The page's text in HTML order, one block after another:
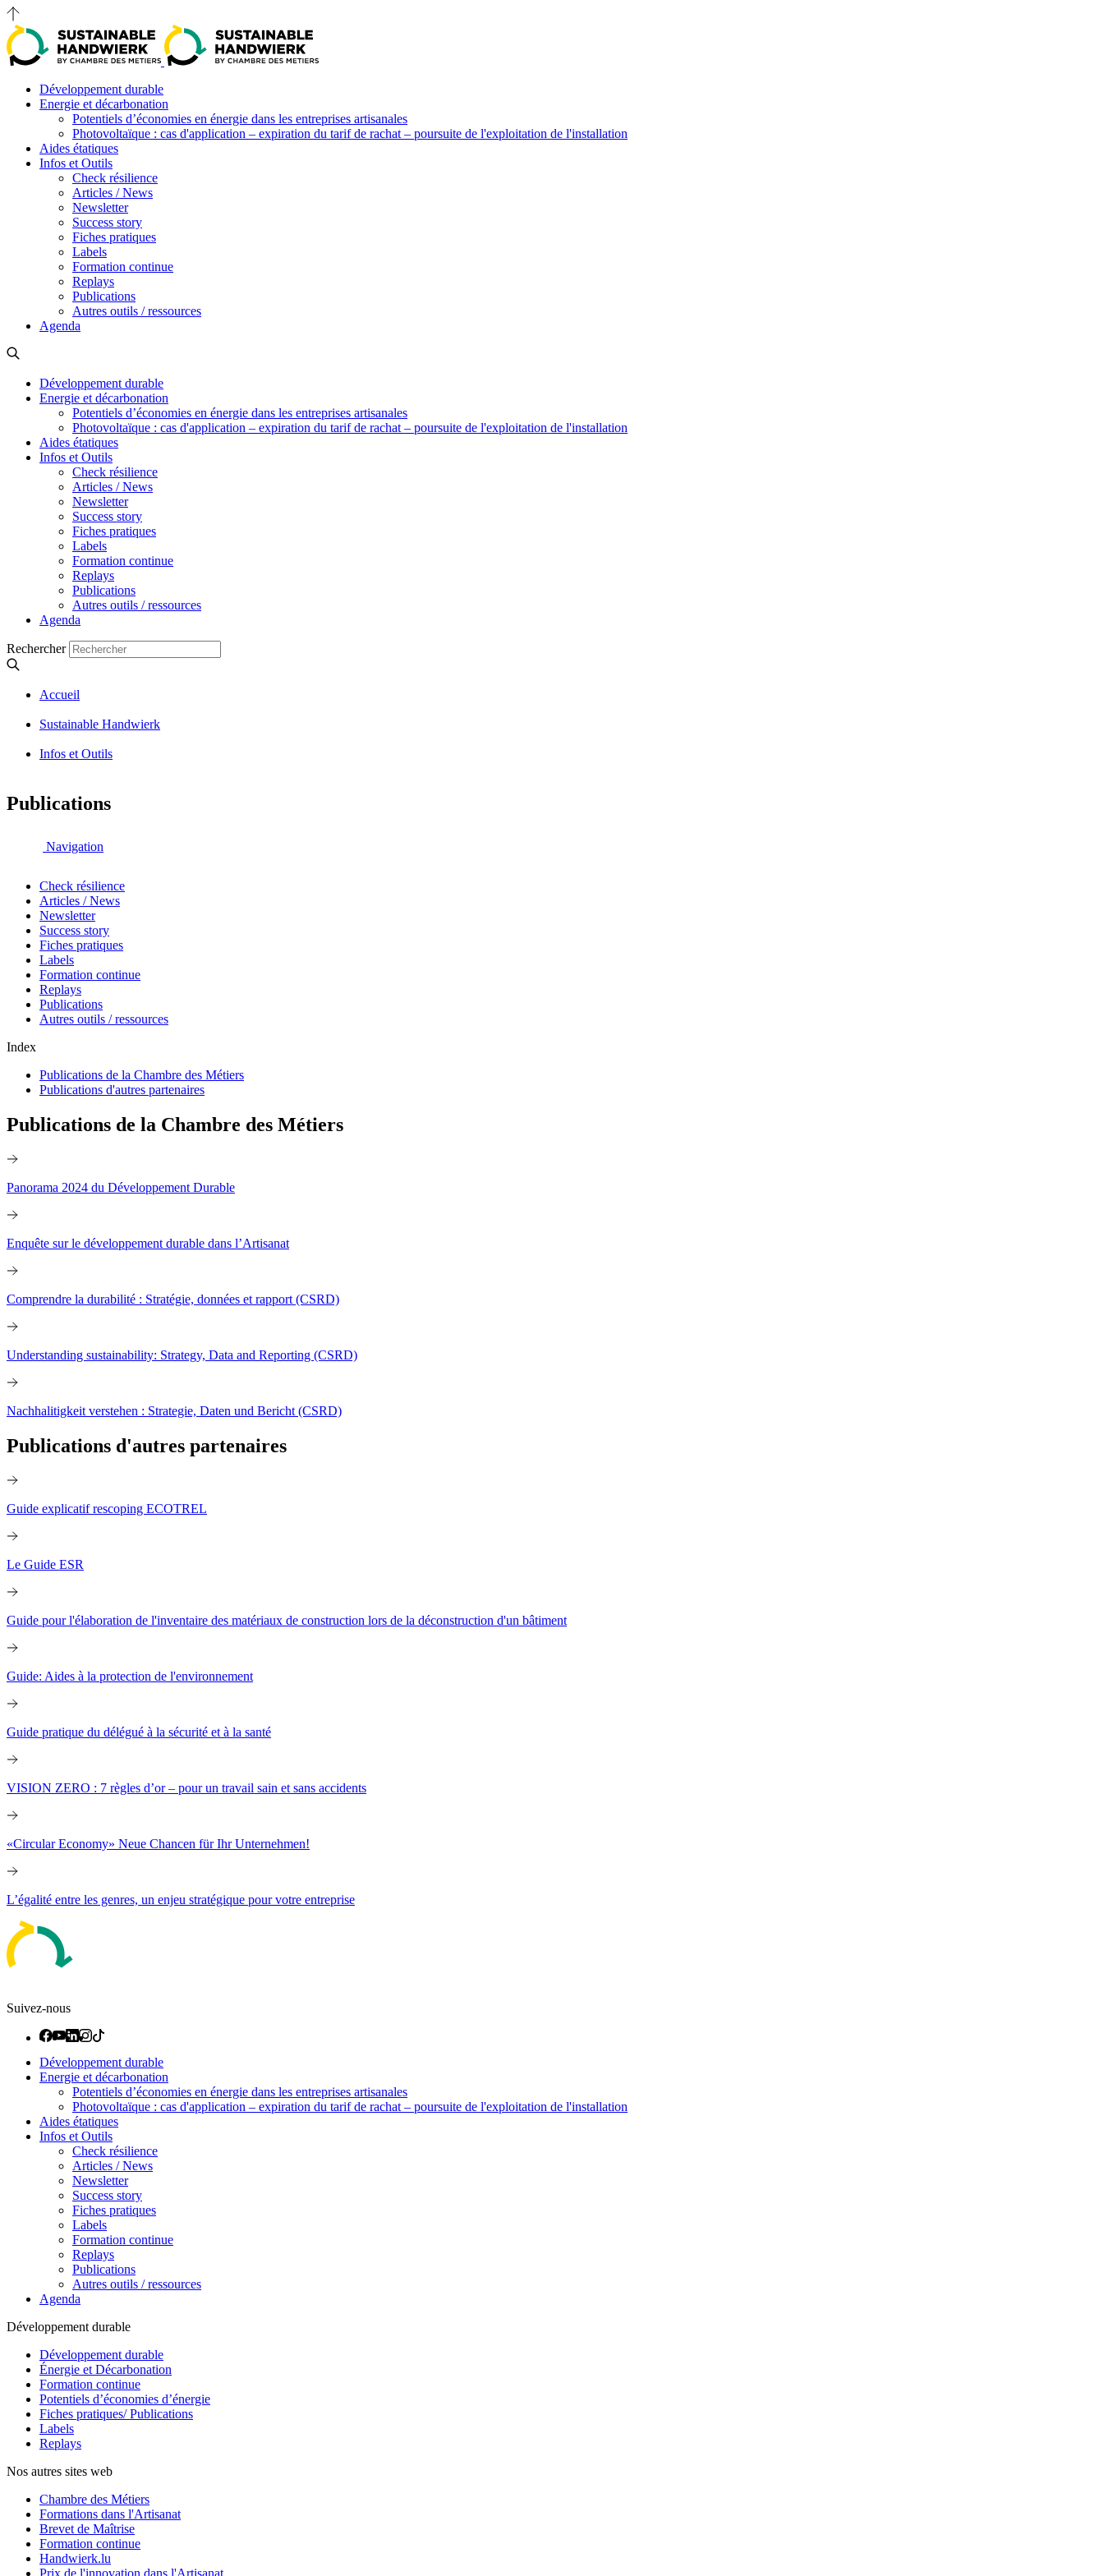
Développement durable
Energie et décarbonation
Potentiels d’économies en énergie dans les entreprises artisanales
Photovoltaïque : cas d'application – expiration du tarif de rachat – poursuite de l'exploitation de l'installation
Aides étatiques
Infos et Outils
Check résilience
Articles / News
Newsletter
Success story
Fiches pratiques
Labels
Formation continue
Replays
Publications
Autres outils / ressources
Agenda
Développement durable
Energie et décarbonation
Potentiels d’économies en énergie dans les entreprises artisanales
Photovoltaïque : cas d'application – expiration du tarif de rachat – poursuite de l'exploitation de l'installation
Aides étatiques
Infos et Outils
Check résilience
Articles / News
Newsletter
Success story
Fiches pratiques
Labels
Formation continue
Replays
Publications
Autres outils / ressources
Agenda
Rechercher
Accueil
Sustainable Handwierk
Infos et Outils
Publications
Navigation
Check résilience
Articles / News
Newsletter
Success story
Fiches pratiques
Labels
Formation continue
Replays
Publications
Autres outils / ressources
Index
Publications de la Chambre des Métiers
Publications d'autres partenaires
Publications de la Chambre des Métiers
Panorama 2024 du Développement Durable
Enquête sur le développement durable dans l’Artisanat
Comprendre la durabilité : Stratégie, données et rapport (CSRD)
Understanding sustainability: Strategy, Data and Reporting (CSRD)
Nachhalitigkeit verstehen : Strategie, Daten und Bericht (CSRD)
Publications d'autres partenaires
Guide explicatif rescoping ECOTREL
Le Guide ESR
Guide pour l'élaboration de l'inventaire des matériaux de construction lors de la déconstruction d'un bâtiment
Guide: Aides à la protection de l'environnement
Guide pratique du délégué à la sécurité et à la santé
VISION ZERO : 7 règles d’or – pour un travail sain et sans accidents
«Circular Economy» Neue Chancen für Ihr Unternehmen!
L’égalité entre les genres, un enjeu stratégique pour votre entreprise
Suivez-nous
Développement durable
Energie et décarbonation
Potentiels d’économies en énergie dans les entreprises artisanales
Photovoltaïque : cas d'application – expiration du tarif de rachat – poursuite de l'exploitation de l'installation
Aides étatiques
Infos et Outils
Check résilience
Articles / News
Newsletter
Success story
Fiches pratiques
Labels
Formation continue
Replays
Publications
Autres outils / ressources
Agenda
Développement durable
Développement durable
Énergie et Décarbonation
Formation continue
Potentiels d’économies d’énergie
Fiches pratiques/ Publications
Labels
Replays
Nos autres sites web
Chambre des Métiers
Formations dans l'Artisanat
Brevet de Maîtrise
Formation continue
Handwierk.lu
Prix de l'innovation dans l'Artisanat